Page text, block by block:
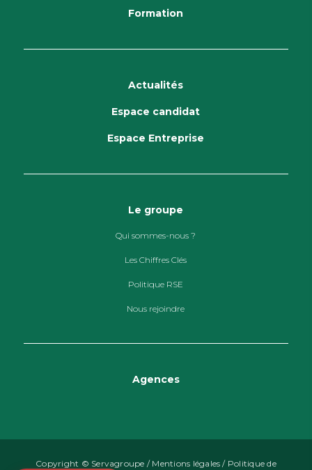
Formation
Actualités
Espace candidat
Espace Entreprise
Le groupe
Qui sommes-nous ?
Les Chiffres Clés
Politique RSE
Nous rejoindre
Agences
Copyright © Servagroupe / Mentions légales / Politique de